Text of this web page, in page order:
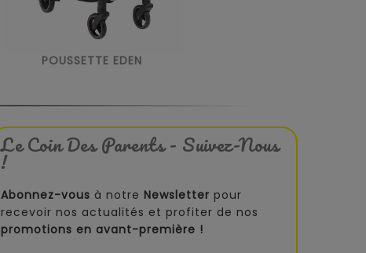
POUSSETTE EDEN
Le Coin Des Parents - Suivez-Nous
!
Abonnez-vous à notre Newsletter pour
recevoir nos actualités et profiter de nos
promotions en avant-première !